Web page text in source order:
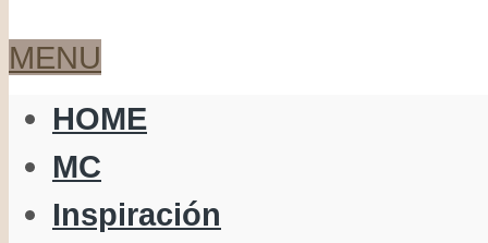
MENU
HOME
MC
Inspiración